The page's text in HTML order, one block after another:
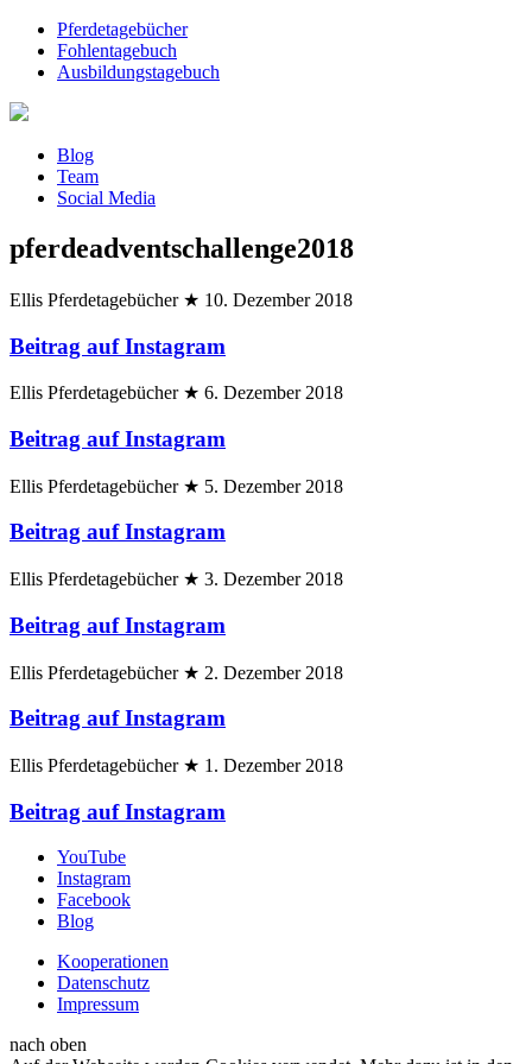
Pferdetagebücher
Fohlentagebuch
Ausbildungstagebuch
Blog
Team
Social Media
pferdeadventschallenge2018
Ellis Pferdetagebücher ★ 10. Dezember 2018
Beitrag auf Instagram
Ellis Pferdetagebücher ★ 6. Dezember 2018
Beitrag auf Instagram
Ellis Pferdetagebücher ★ 5. Dezember 2018
Beitrag auf Instagram
Ellis Pferdetagebücher ★ 3. Dezember 2018
Beitrag auf Instagram
Ellis Pferdetagebücher ★ 2. Dezember 2018
Beitrag auf Instagram
Ellis Pferdetagebücher ★ 1. Dezember 2018
Beitrag auf Instagram
YouTube
Instagram
Facebook
Blog
Kooperationen
Datenschutz
Impressum
nach oben